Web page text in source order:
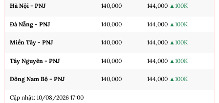
Hà Nội - PNJ 140,000 144,000 ▲100K
Đà Nẵng - PNJ 140,000 144,000 ▲100K
Miền Tây - PNJ 140,000 144,000 ▲100K
Tây Nguyên - PNJ 140,000 144,000 ▲100K
Đông Nam Bộ - PNJ 140,000 144,000 ▲100K
Cập nhật: 10/08/2026 17:00